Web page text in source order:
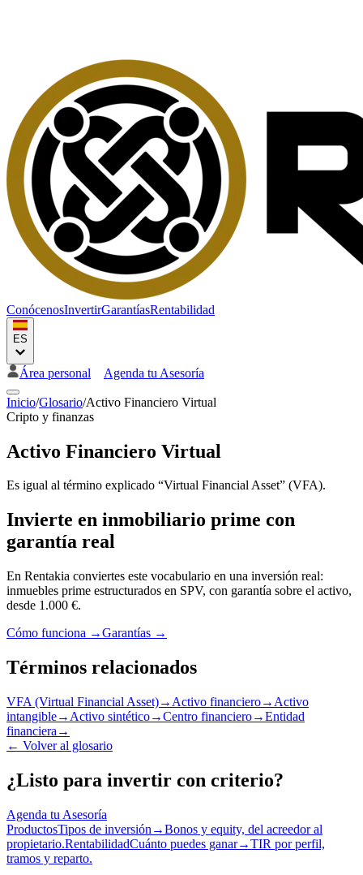
ConócenosInvertirGarantíasRentabilidad
ES
Área personal Agenda tu Asesoría
Inicio/Glosario/Activo Financiero Virtual
Cripto y finanzas
Activo Financiero Virtual
Es igual al término explicado “Virtual Financial Asset” (VFA).
Invierte en inmobiliario prime con
garantía real
En Rentakia conviertes este vocabulario en una inversión real:
inmuebles prime estructurados en SPV, con garantía sobre el activo,
desde 1.000 €.
Cómo funciona →Garantías →
Términos relacionados
VFA (Virtual Financial Asset)→ Activo financiero→ Activo
intangible→ Activo sintético→Centro financiero→Entidad
financiera →
← Volver al glosario
¿Listo para invertir con criterio?
Agenda tu Asesoría
ProductosTipos de inversión →Bonos y equity, del acreedor al
propietario.RentabilidadCuánto puedes ganar→TIR por perfil,
tramos y reparto.